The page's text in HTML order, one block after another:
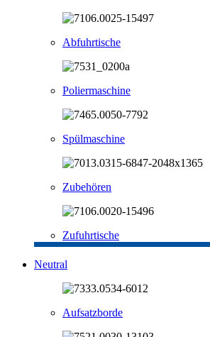
Abfuhrtische
Poliermaschine
Spülmaschine
Zubehören
Zufuhrtische
Neutral
Aufsatzborde